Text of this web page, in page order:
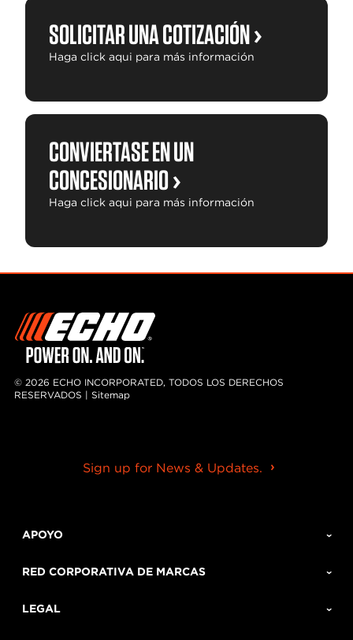
SOLICITAR UNA COTIZACIÓN
Haga click aqui para más información
CONVIERTASE EN UN
CONCESIONARIO
Haga click aqui para más información
© 2026 ECHO INCORPORATED, TODOS LOS DERECHOS
RESERVADOS | Sitemap
Sign up for News & Updates.
APOYO
RED CORPORATIVA DE MARCAS
LEGAL